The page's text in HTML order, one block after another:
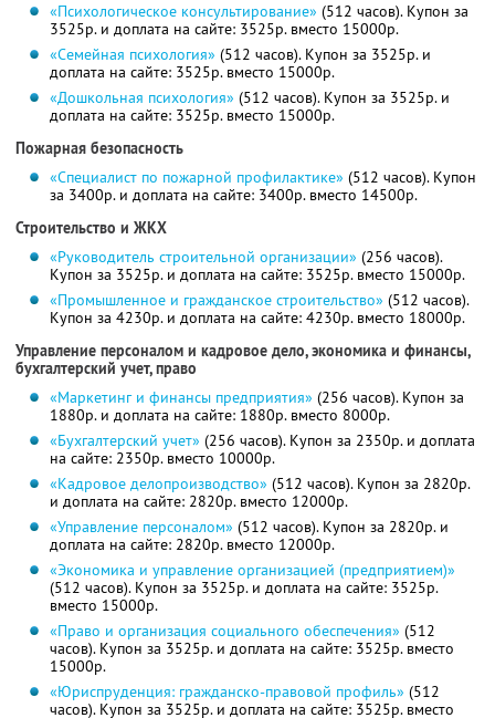
«Психологическое консультирование» (512 часов). Купон за
3525р. и доплата на сайте: 3525р. вместо 15000р.
«Семейная психология» (512 часов). Купон за 3525р. и
доплата на сайте: 3525р. вместо 15000р.
«Дошкольная психология» (512 часов). Купон за 3525р. и
доплата на сайте: 3525р. вместо 15000р.
Пожарная безопасность
«Специалист по пожарной профилактике» (512 часов). Купон
за 3400р. и доплата на сайте: 3400р. вместо 14500р.
Строительство и ЖКХ
«Руководитель строительной организации» (256 часов).
Купон за 3525р. и доплата на сайте: 3525р. вместо 15000р.
«Промышленное и гражданское строительство» (512 часов).
Купон за 4230р. и доплата на сайте: 4230р. вместо 18000р.
Управление персоналом и кадровое дело, экономика и финансы,
бухгалтерский учет, право
«Маркетинг и финансы предприятия» (256 часов). Купон за
1880р. и доплата на сайте: 1880р. вместо 8000р.
«Бухгалтерский учет» (256 часов). Купон за 2350р. и доплата
на сайте: 2350р. вместо 10000р.
«Кадровое делопроизводство» (512 часов). Купон за 2820р.
и доплата на сайте: 2820р. вместо 12000р.
«Управление персоналом» (512 часов). Купон за 2820р. и
доплата на сайте: 2820р. вместо 12000р.
«Экономика и управление организацией (предприятием)»
(512 часов). Купон за 3525р. и доплата на сайте: 3525р.
вместо 15000р.
«Право и организация социального обеспечения» (512
часов). Купон за 3525р. и доплата на сайте: 3525р. вместо
15000р.
«Юриспруденция: гражданско-правовой профиль» (512
часов). Купон за 3525р. и доплата на сайте: 3525р. вместо